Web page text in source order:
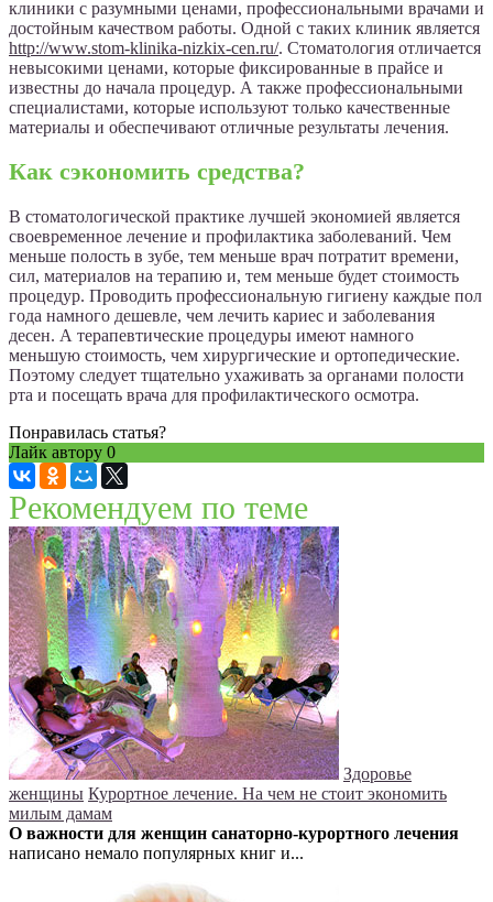
клиники с разумными ценами, профессиональными врачами и
достойным качеством работы. Одной с таких клиник является
http://www.stom-klinika-nizkix-cen.ru/. Стоматология отличается
невысокими ценами, которые фиксированные в прайсе и
известны до начала процедур. А также профессиональными
специалистами, которые используют только качественные
материалы и обеспечивают отличные результаты лечения.
Как сэкономить средства?
В стоматологической практике лучшей экономией является
своевременное лечение и профилактика заболеваний. Чем
меньше полость в зубе, тем меньше врач потратит времени,
сил, материалов на терапию и, тем меньше будет стоимость
процедур. Проводить профессиональную гигиену каждые пол
года намного дешевле, чем лечить кариес и заболевания
десен. А терапевтические процедуры имеют намного
меньшую стоимость, чем хирургические и ортопедические.
Поэтому следует тщательно ухаживать за органами полости
рта и посещать врача для профилактического осмотра.
Понравилась статья?
Лайк автору 0
Рекомендуем по теме
Здоровье
женщины Курортное лечение. На чем не стоит экономить
милым дамам
О важности для женщин санаторно-курортного лечения
написано немало популярных книг и...